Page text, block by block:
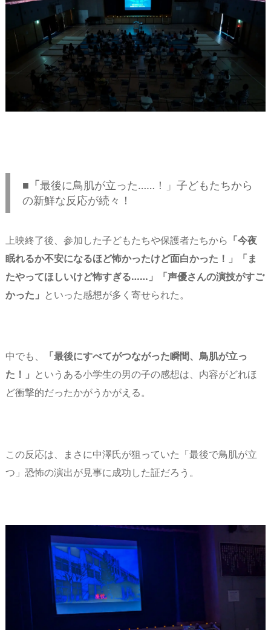
■「最後に鳥肌が立った……！」子どもたちから
の新鮮な反応が続々！
上映終了後、参加した子どもたちや保護者たちから 「今夜
眠れるか不安になるほど怖かったけど面白かった！」「ま
たやってほしいけど怖すぎる……」「声優さんの演技がすご
かった」 といった感想が多く寄せられた。
中でも、
「最後にすべてがつながった瞬間、鳥肌が立っ
た！」 というある小学生の男の子の感想は、内容がどれほ
ど衝撃的だったかがうかがえる。
この反応は、まさに中澤氏が狙っていた「最後で鳥肌が立
つ」恐怖の演出が見事に成功した証だろう。